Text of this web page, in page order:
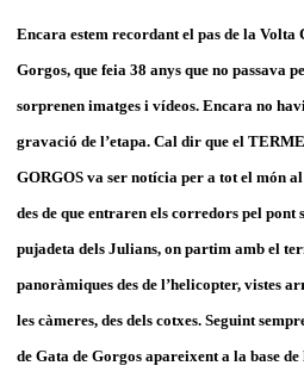
Encara estem recordant el pas de la Volta
Gorgos, que feia 38 anys que no passava
sorprenen imatges i vídeos. Encara no
gravació de l’etapa. Cal dir que el
GORGOS va ser notícia per a tot el món
des de que entraren els corredors pel
pujadeta dels Julians, on partim amb el
panoràmiques des de l’helicopter, vistes
les càmeres, des dels cotxes. Seguint
de Gata de Gorgos apareixent a la base